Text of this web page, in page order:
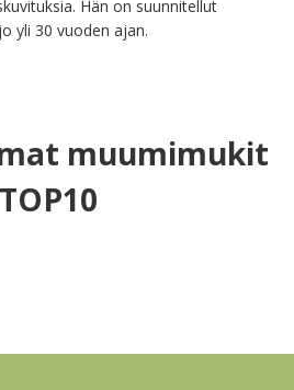
Hän on suunnitellut
yli 30 vuoden ajan.
muumimukit
TOP10